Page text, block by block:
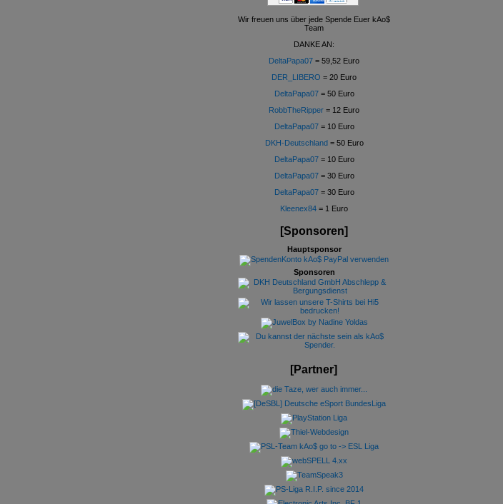
Wir freuen uns über jede Spende Euer kAo$
Team
DANKE AN:
DeltaPapa07 = 59,52 Euro
DER_LIBERO = 20 Euro
DeltaPapa07= 50 Euro
RobbTheRipper = 12 Euro
DeltaPapa07= 10 Euro
DKH-Deutschland = 50 Euro
DeltaPapa07= 10 Euro
DeltaPapa07= 30 Euro
DeltaPapa07= 30 Euro
Kleenex84 = 1 Euro
[Sponsoren]
Hauptsponsor
Sponsoren
[Partner]